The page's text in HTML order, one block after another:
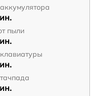
пыли